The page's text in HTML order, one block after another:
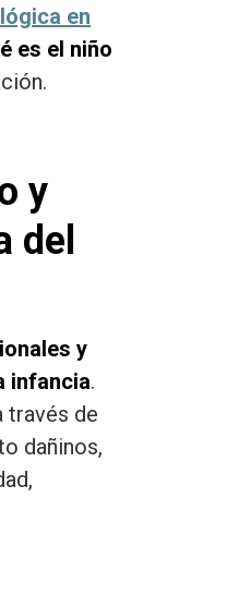
en
es el niño
y
del
y
infancia.
través de
dañinos,